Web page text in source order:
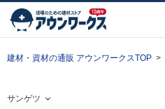
建材・資材の通販 アウンワークスTOP
サンゲツ